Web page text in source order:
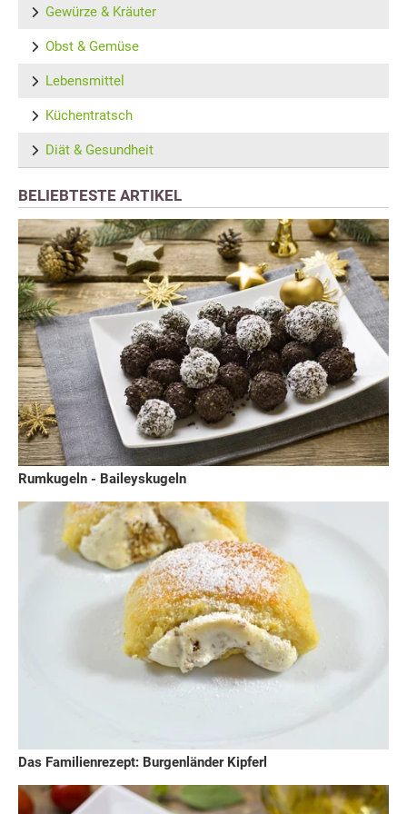
Gewürze & Kräuter
Obst & Gemüse
Lebensmittel
Küchentratsch
Diät & Gesundheit
BELIEBTESTE ARTIKEL
Rumkugeln - Baileyskugeln
Das Familienrezept: Burgenländer Kipferl